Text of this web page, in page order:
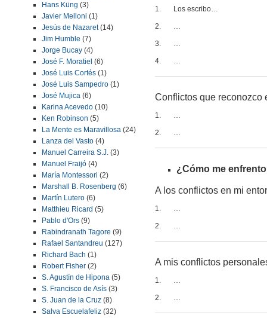
Hans Küng (3)
Javier Melloni (1)
Jesús de Nazaret(14)
Jim Humble (7)
Jorge Bucay (4)
José F. Moratiel (6)
José Luis Cortés (1)
José Luis Sampedro (1)
José Mujica (6)
Karina Acevedo (10)
Ken Robinson (5)
La Mente es Maravillosa (24)
Lanza del Vasto (4)
Manuel Carreira S.J. (3)
Manuel Fraijó (4)
María Montessori (2)
Marshall B. Rosenberg (6)
Martín Lutero (6)
Matthieu Ricard (5)
Pablo d'Ors (9)
Rabindranath Tagore (9)
Rafael Santandreu (127)
Richard Bach (1)
Robert Fisher (2)
S. Agustín de Hipona (5)
S. Francisco de Asís (3)
S. Juan de la Cruz (8)
Salva Escuelafeliz (32)
1. Los escribo…
2. …
3. …
4. …
Conflictos que reconozco
1. …
2. …
¿Cómo me
A los conflictos en mi
1. …
2. …
A mis conflictos
1. …
2. …